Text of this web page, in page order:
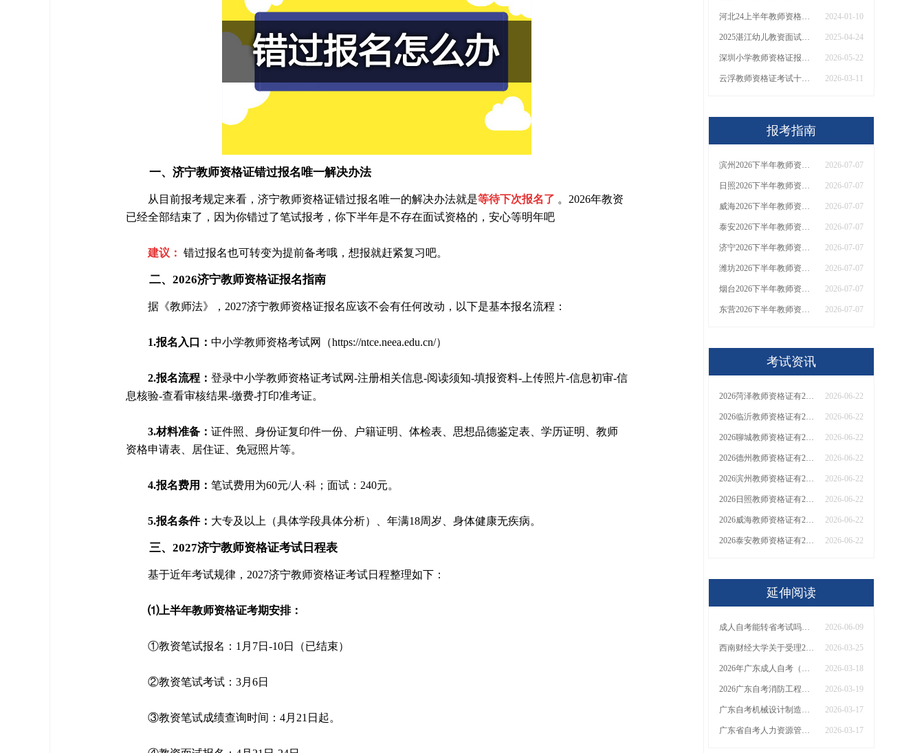
一、济宁教师资格证错过报名唯一解决办法
从目前报考规定来看，济宁教师资格证错过报名唯一的解决办法就是等待下次报名了 。2026年教资
已经全部结束了，因为你错过了笔试报考，你下半年是不存在面试资格的，安心等明年吧
建议： 错过报名也可转变为提前备考哦，想报就赶紧复习吧。
二、2026济宁教师资格证报名指南
据《教师法》，2027济宁教师资格证报名应该不会有任何改动，以下是基本报名流程：
1.报名入口： 中小学教师资格考试网（https://ntce.neea.edu.cn/）
2.报名流程： 登录中小学教师资格证考试网-注册相关信息-阅读须知-填报资料-上传照片-信息初审-信
息核验-查看审核结果-缴费-打印准考证。
3.材料准备： 证件照、身份证复印件一份、户籍证明、体检表、思想品德鉴定表、学历证明、教师
资格申请表、居住证、免冠照片等。
4.报名费用： 笔试费用为60元/人·科；面试：240元。
5.报名条件： 大专及以上（具体学段具体分析）、年满18周岁、身体健康无疾病。
三、2027济宁教师资格证考试日程表
基于近年考试规律，2027济宁教师资格证考试日程整理如下：
⑴上半年教师资格证考期安排：
①教资笔试报名：1月7日-10日（已结束）
②教资笔试考试：3月6日
③教资笔试成绩查询时间：4月21日起。
河北24上半年教师资格证面试报名具体时间 2024-01-10
2025湛江幼儿教资面试淘汰率一般多大？ 2025-04-24
深圳小学教师资格证报考学历条件2026（最新） 2026-05-22
云浮教师资格证考试十大机构排名2025（热荐） 2026-03-11
报考指南
滨州2026下半年教师资格证错过报名了怎么办？ 2026-07-07
日照2026下半年教师资格证错过报名了怎么办？ 2026-07-07
威海2026下半年教师资格证错过报名了怎么办？ 2026-07-07
泰安2026下半年教师资格证错过报名了怎么办？ 2026-07-07
济宁2026下半年教师资格证错过报名了怎么办？ 2026-07-07
潍坊2026下半年教师资格证错过报名了怎么办？ 2026-07-07
烟台2026下半年教师资格证错过报名了怎么办？ 2026-07-07
东营2026下半年教师资格证错过报名了怎么办？ 2026-07-07
考试资讯
2026菏泽教师资格证有2000元补贴？怎么申请 2026-06-22
2026临沂教师资格证有2000元补贴？怎么申请 2026-06-22
2026聊城教师资格证有2000元补贴？怎么申请 2026-06-22
2026德州教师资格证有2000元补贴？怎么申请 2026-06-22
2026滨州教师资格证有2000元补贴？怎么申请 2026-06-22
2026日照教师资格证有2000元补贴？怎么申请 2026-06-22
2026威海教师资格证有2000元补贴？怎么申请 2026-06-22
2026泰安教师资格证有2000元补贴？怎么申请 2026-06-22
延伸阅读
成人自考能转省考试吗？有什么限制？ 2026-06-09
西南财经大学关于受理2026年上半年自学考试省际转入确认的通知 2026-03-25
2026年广东成人自考（专/本科）可报考学校全汇总！附院校推荐！ 2026-03-18
2026广东自考消防工程去哪里报名？官方入口是？ 2026-03-19
广东自考机械设计制造及其自动化哪个机构正规？总花费是多少？ 2026-03-17
广东省自考人力资源管理本科学校推荐2026（排名更新） 2026-03-17